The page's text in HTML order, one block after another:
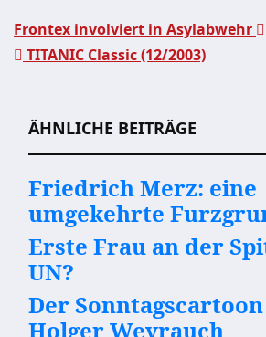
Frontex involviert in Asylabwehr
TITANIC Classic (12/2003)
ÄHNLICHE BEITRÄGE
Friedrich Merz: eine
umgekehrte
Erste Frau an der
UN?
Der
Holger Weyrauch